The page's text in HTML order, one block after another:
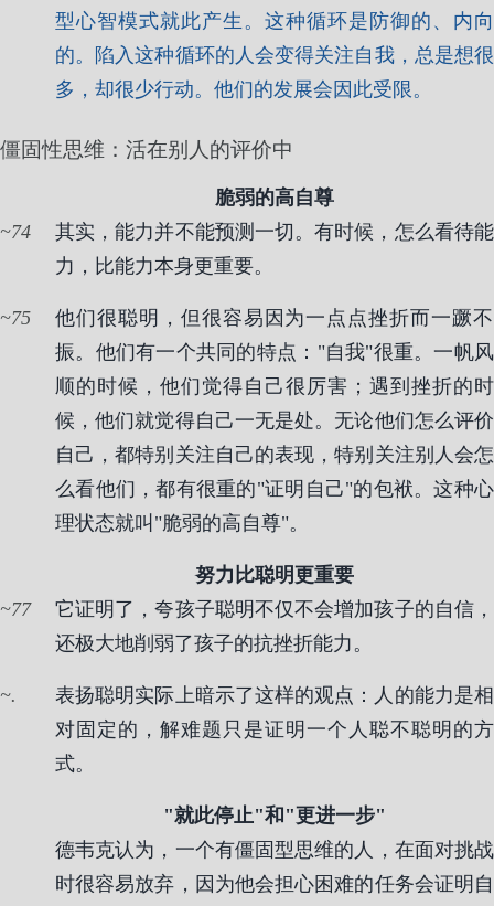
型心智模式就此产生。这种循环是防御的、内向
的。陷入这种循环的人会变得关注自我，总是想很
多，却很少行动。他们的发展会因此受限。
僵固性思维：活在别人的评价中
脆弱的高自尊
74
其实，能力并不能预测一切。有时候，怎么看待能
力，比能力本身更重要。
75
他们很聪明，但很容易因为一点点挫折而一蹶不
振。他们有一个共同的特点："自我"很重。一帆风
顺的时候，他们觉得自己很厉害；遇到挫折的时
候，他们就觉得自己一无是处。无论他们怎么评价
自己，都特别关注自己的表现，特别关注别人会怎
么看他们，都有很重的"证明自己"的包袱。这种心
理状态就叫"脆弱的高自尊"。
努力比聪明更重要
77
它证明了，夸孩子聪明不仅不会增加孩子的自信，
还极大地削弱了孩子的抗挫折能力。
.
表扬聪明实际上暗示了这样的观点：人的能力是相
对固定的，解难题只是证明一个人聪不聪明的方
式。
"就此停止"和"更进一步"
德韦克认为，一个有僵固型思维的人，在面对挑战
时很容易放弃，因为他会担心困难的任务会证明自